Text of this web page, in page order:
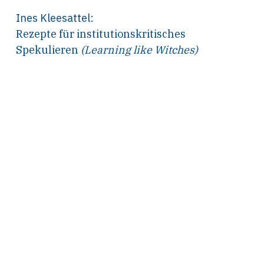
Ines Kleesattel:
Rezepte für institutionskritisches
Spekulieren (Learning like Witches)